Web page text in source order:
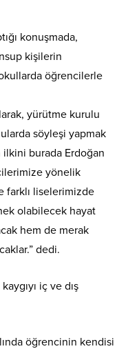
konuşmada,
kişilerin
öğrencilerle
yürütme kurulu
söyleşi yapmak
burada Erdoğan
yönelik
farklı liselerimizde
olabilecek hayat
hem de merak
dedi.
iç ve dış
öğrencinin kendisi